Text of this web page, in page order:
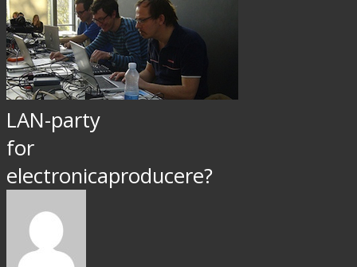
LAN-party
for
electronicaproducere?